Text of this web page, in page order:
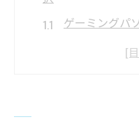
ゲーミングパ